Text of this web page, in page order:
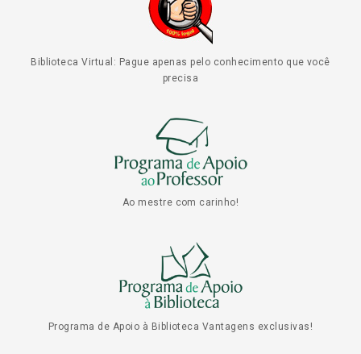
Biblioteca Virtual: Pague apenas pelo conhecimento que você
precisa
Ao mestre com carinho!
Programa de Apoio à Biblioteca Vantagens exclusivas!